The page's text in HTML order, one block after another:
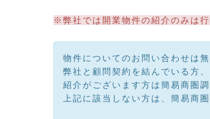
※弊社では開業物件の紹介のみは行
物件についてのお問い合わせは無
弊社と顧問契約を結んでいる方
紹介がございます方は簡易商圏
上記に該当しない方は、簡易商